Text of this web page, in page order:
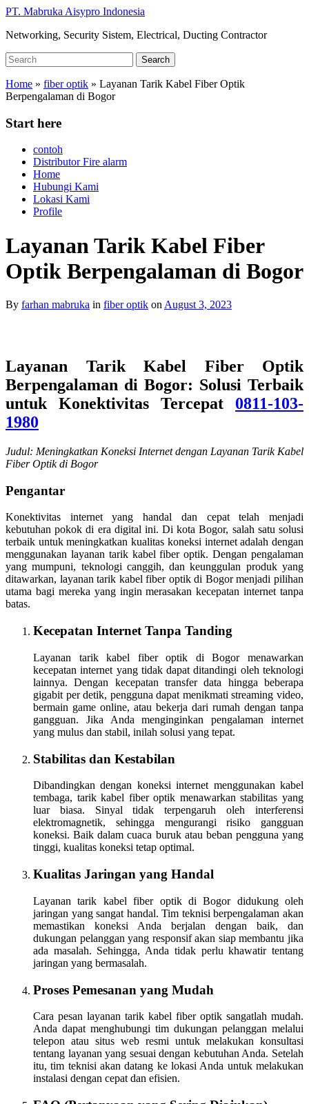
Skip
main
PT. Mabruka Aisypro Indonesia
Networking, Security Sistem, Electrical, Ducting Contractor
Search
for:
Search
Home » fiber optik » Layanan Tarik Kabel Fiber Optik
Berpengalaman di Bogor
Start here
contoh
Distributor Fire alarm
Home
Hubungi Kami
Lokasi Kami
Profile
Layanan Tarik Kabel Fiber
Optik Berpengalaman di Bogor
By farhan mabruka in fiber optik on August 3, 2023
Layanan Tarik Kabel Fiber Optik
Berpengalaman di Bogor: Solusi Terbaik
untuk Konektivitas Tercepat 0811-103-
1980
Judul: Meningkatkan Koneksi Internet dengan Layanan Tarik Kabel
Fiber Optik di Bogor
Pengantar
Konektivitas internet yang handal dan cepat telah menjadi
kebutuhan pokok di era digital ini. Di kota Bogor, salah satu solusi
terbaik untuk meningkatkan kualitas koneksi internet adalah dengan
menggunakan layanan tarik kabel fiber optik. Dengan pengalaman
yang mumpuni, teknologi canggih, dan keunggulan produk yang
ditawarkan, layanan tarik kabel fiber optik di Bogor menjadi pilihan
utama bagi mereka yang ingin merasakan kecepatan internet tanpa
batas.
Kecepatan Internet Tanpa Tanding
Layanan tarik kabel fiber optik di Bogor menawarkan
kecepatan internet yang tidak dapat ditandingi oleh teknologi
lainnya. Dengan kecepatan transfer data hingga beberapa
gigabit per detik, pengguna dapat menikmati streaming video,
bermain game online, atau bekerja dari rumah dengan tanpa
gangguan. Jika Anda menginginkan pengalaman internet
yang mulus dan stabil, inilah solusi yang tepat.
Stabilitas dan Kestabilan
Dibandingkan dengan koneksi internet menggunakan kabel
tembaga, tarik kabel fiber optik menawarkan stabilitas yang
luar biasa. Sinyal tidak terpengaruh oleh interferensi
elektromagnetik, sehingga mengurangi risiko gangguan
koneksi. Baik dalam cuaca buruk atau beban pengguna yang
tinggi, kualitas koneksi tetap optimal.
Kualitas Jaringan yang Handal
Layanan tarik kabel fiber optik di Bogor didukung oleh
jaringan yang sangat handal. Tim teknisi berpengalaman akan
memastikan koneksi Anda berjalan dengan baik, dan
dukungan pelanggan yang responsif akan siap membantu jika
ada masalah. Sehingga, Anda tidak perlu khawatir tentang
jaringan yang bermasalah.
Proses Pemesanan yang Mudah
Cara pesan layanan tarik kabel fiber optik sangatlah mudah.
Anda dapat menghubungi tim dukungan pelanggan melalui
telepon atau situs web resmi untuk melakukan konsultasi
tentang layanan yang sesuai dengan kebutuhan Anda. Setelah
itu, tim teknisi akan datang ke lokasi Anda untuk melakukan
instalasi dengan cepat dan efisien.